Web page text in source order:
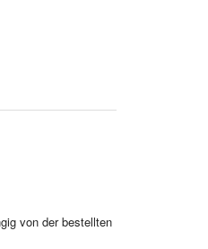
von der bestellten